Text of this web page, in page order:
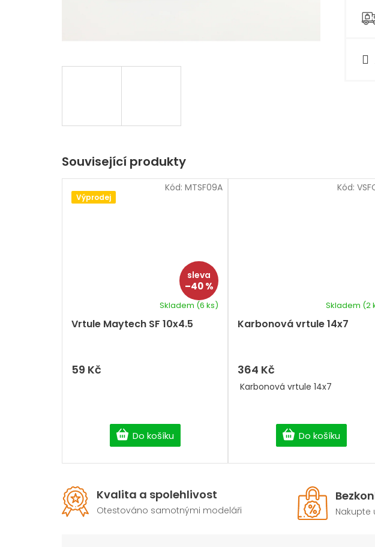
Související produkty
Výprodej
–40 %
Vrtule Maytech SF 10x4.5
Skladem (6 ks)
59 Kč
Do košíku
Kód: MTSF09A
Karbonová vrtule 14x7
Skladem (2
364 Kč
Do košíku
Karbonová vrtule 14x7
Kód:
Kvalita a spolehlivost
Otestováno samotnými modeláři Nakupte